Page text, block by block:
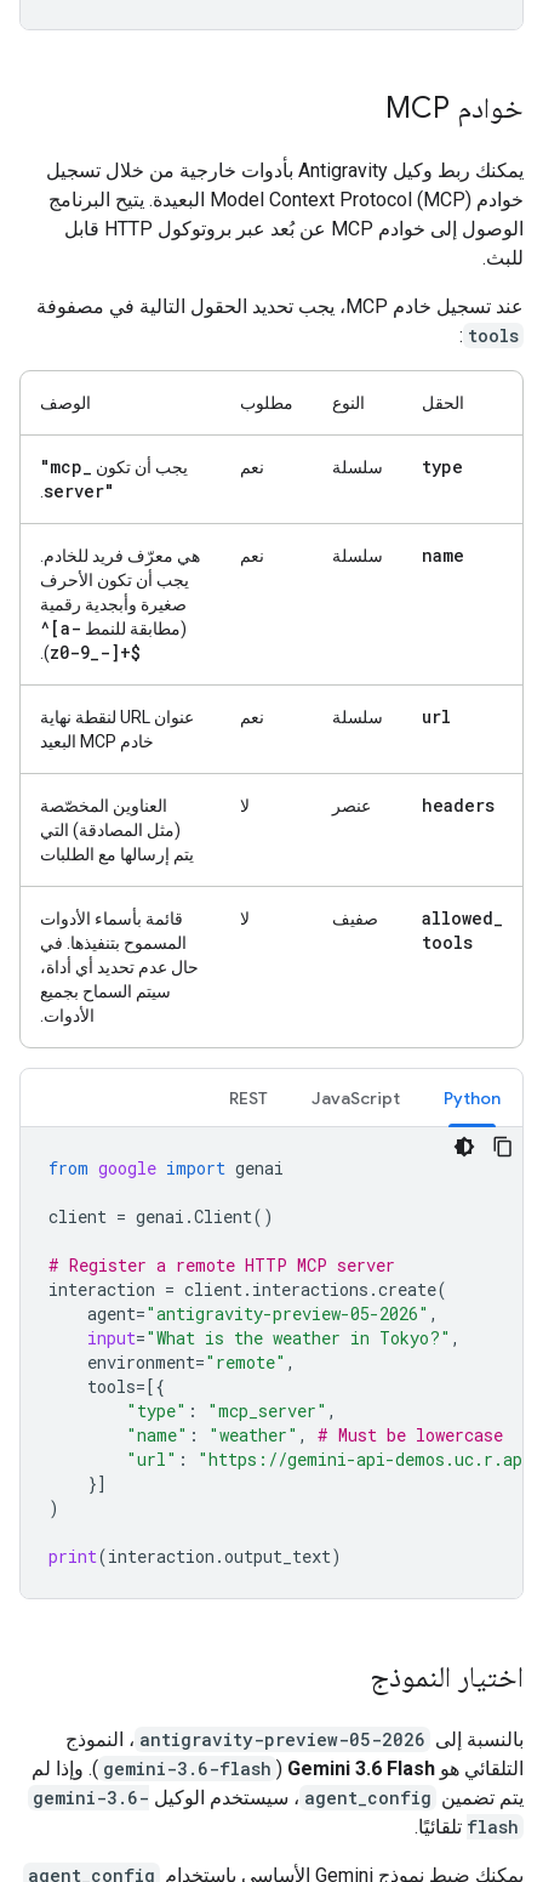
خوادم MCP
يمكنك ربط وكيل Antigravity بأدوات خارجية من خلال تسجيل
خوادم Model Context Protocol (MCP) البعيدة. يتيح البرنامج
الوصول إلى خوادم MCP عن بُعد عبر بروتوكول HTTP قابل
للبث.
عند تسجيل خادم MCP، يجب تحديد الحقول التالية في مصفوفة
tools
:
الحقل النوع مطلوب الوصف
type سلسلة نعم يجب أن تكون "mcp_
server"
name سلسلة نعم
هي معرّف فريد للخادم.
يجب أن تكون الأحرف
صغيرة وأبجدية رقمية
(مطابقة للنمط ^[a-
z0-9_-]+$
).
url سلسلة نعم
عنوان URL لنقطة نهاية
خادم MCP البعيد
headers عنصر لا
العناوين المخصّصة
(مثل المصادقة) التي
يتم إرسالها مع الطلبات
allowed_
tools
صفيف لا
قائمة بأسماء الأدوات
المسموح بتنفيذها. في
حال عدم تحديد أي أداة،
سيتم السماح بجميع
الأدوات.
Python
JavaScript
REST
from google import genai
client = genai .Client()
# Register a remote HTTP MCP server
interaction = client. interactions .create(
agent="antigravity-preview-05-2026" ,
input="What is the weather in Tokyo?" ,
environment="remote" ,
tools=[{
"type" : "mcp_server" ,
"name" : "weather" ,
# Must be lowercase
"url" :
"https://gemini-api-
}]
)
print(interaction .output_text)
اختيار النموذج
بالنسبة إلى antigravity-preview-05-2026 ، النموذج
التلقائي هو Gemini 3.6 Flash
(
gemini-3.6-flash ). وإذا لم
يتم تضمين agent_config ، سيستخدم الوكيل gemini-3.6-
flash تلقائيًا.
يمكنك ضبط نموذج Gemini الأساسي باستخدام agent_config